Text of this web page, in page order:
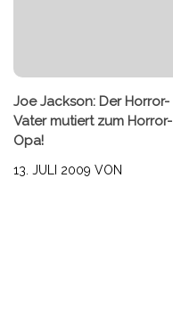
Joe Jackson: Der Horror-
Vater mutiert zum Horror-
Opa!
13. JULI 2009 VON